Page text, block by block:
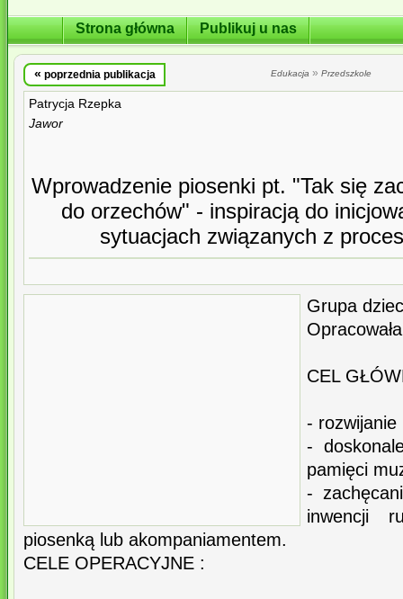
Strona główna Publikuj u nas
« poprzednia publikacja Edukacja » Przedszkole
Patrycja Rzepka
Jawor
Wprowadzenie piosenki pt. "Tak się
do orzechów" - inspiracją do
sytuacjach związanych z
Grupa
CEL
- rozwijanie
-
pamięci
-
inwencji
piosenką lub akompaniamentem.
CELE OPERACYJNE :